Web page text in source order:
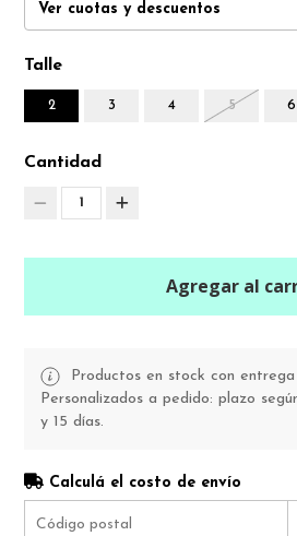
Ver cuotas y descuentos
Talle
2 3 4 5 6
Cantidad
1
Agregar al
Productos en stock con
Personalizados a pedido: plazo
y 15 días.
Calculá el costo de envío